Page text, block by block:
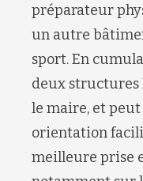
préparateur
un autre
sport. En
deux structures
le maire, et
orientation
meilleure prise